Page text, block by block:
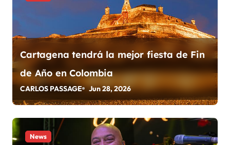
t
r
a
d
a
s
Cartagena tendrá la mejor fiesta de Fin
de Año en Colombia
CARLOS PASSAGE Jun 28, 2026
News